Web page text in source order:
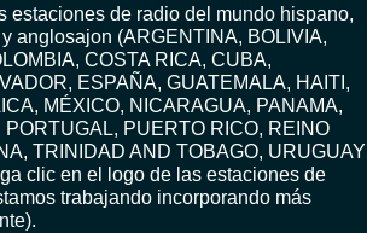
estaciones de radio del mundo hispano,
anglosajon (ARGENTINA, BOLIVIA,
COSTA RICA, CUBA,
ESPAÑA, GUATEMALA, HAITI,
MÉXICO, NICARAGUA, PANAMA,
PORTUGAL, PUERTO RICO, REINO
TRINIDAD AND TOBAGO, URUGUAY
clic en el logo de las estaciones de
trabajando incorporando más